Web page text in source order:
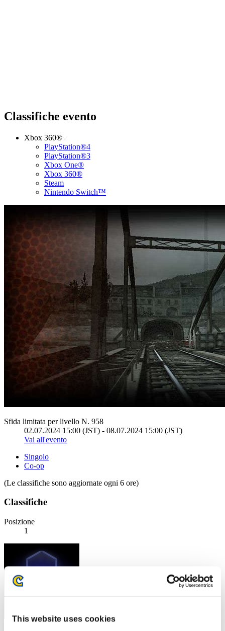
This website uses cookies
Classifiche evento
Xbox 360®
PlayStation®4
PlayStation®3
Xbox One®
Xbox 360®
Steam
Nintendo Switch™
Sfida limitata per livello N. 958
02.07.2024 15:00 (JST) - 08.07.2024 15:00 (JST)
Vai all'evento
Singolo
Co-op
(Le classifiche sono aggiornate ogni 6 ore)
Classifiche
Posizione
1